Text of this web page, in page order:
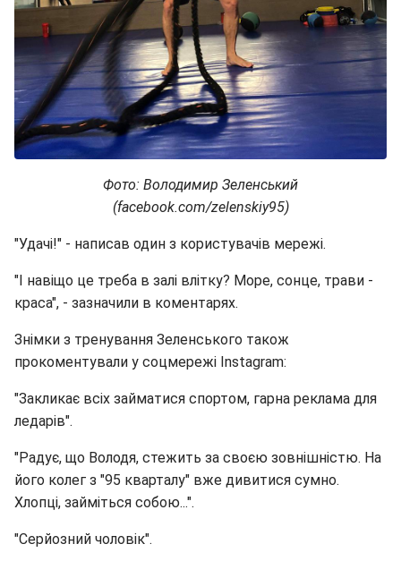
Фото: Володимир Зеленський
(facebook.com/zelenskiy95)
"Удачі!" - написав один з користувачів мережі.
"І навіщо це треба в залі влітку? Море, сонце, трави -
краса", - зазначили в коментарях.
Знімки з тренування Зеленського також
прокоментували у соцмережі Instagram:
"Закликає всіх займатися спортом, гарна реклама для
ледарів".
"Радує, що Володя, стежить за своєю зовнішністю. На
його колег з "95 кварталу" вже дивитися сумно.
Хлопці, займіться собою...".
"Серйозний чоловік".